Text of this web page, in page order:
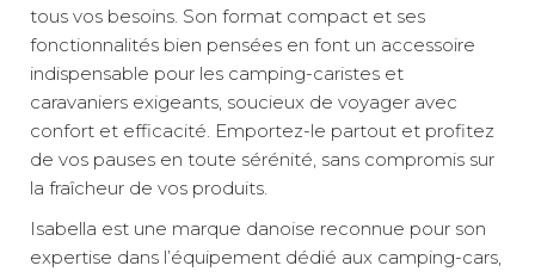
tous vos besoins. Son format compact et ses
fonctionnalités bien pensées en font un accessoire
indispensable pour les camping-caristes et
caravaniers exigeants, soucieux de voyager avec
confort et efficacité. Emportez-le partout et profitez
de vos pauses en toute sérénité, sans compromis sur
la fraîcheur de vos produits.
Isabella est une marque danoise reconnue pour son
expertise dans l’équipement dédié aux camping-cars,